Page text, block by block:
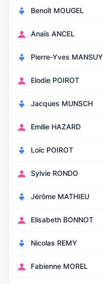
Benoît MOUGEL
Anaïs ANCEL
Pierre-Yves MANSUY
Elodie POIROT
Jacques MUNSCH
Emilie HAZARD
Loïc POIROT
Sylvie RONDO
Jérôme MATHIEU
Elisabeth BONNOT
Nicolas REMY
Fabienne MOREL